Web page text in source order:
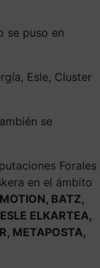
se puso en
Esle, Cluster
se
Forales
en el ámbito
BATZ,
ELKARTEA,
METAPOSTA,